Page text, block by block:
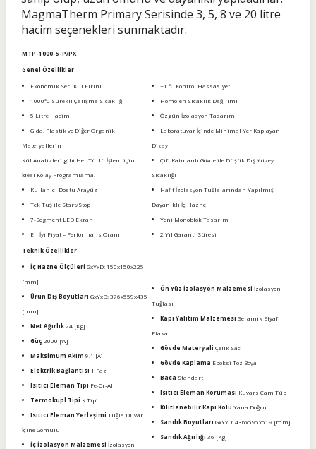
MagmaTherm Primary Serisinde 3, 5, 8 ve 20 litre
hacim seçenekleri sunmaktadır.
MTP-1000-5-P/PX
Genel Özellikler
Ekonomik Seri Kül Fırını
1000°C Sürekli Çalışma Sıcaklığı
5 Litre Hacim
Gıda, Plastik ve Diğer Organik
Materyallerin
Kül Analizleri gibi Her Türlü İşlem için
İdeal Kolay Programlama.
Kullanıcı Dostu Arayüz
Tek Tuş ile Start/Stop
7-Segment LED Ekran
En İyi Fiyat – Performans Oranı
±1 °C Kontrol Hassasiyeti
Homojen Sıcaklık Dağılımı
Özgün İzolasyon Tasarımı
Laboratuvar İçinde Minimal Yer Kaplayan
Dizayn
Çift Katmanlı Gövde ile Düşük Dış Yüzey
Sıcaklığı
Hafif İzolasyon Tuğlalarından Yapılmış
Dayanıklı İç Hazne
Yeni Monoblok Tasarım
2 Yıl Garanti Süresi
Teknik Özellikler
İç Hazne Ölçüleri GxYxD: 150x150x225
[mm]
Ürün Dış Boyutları GxYxD: 376x559x435
[mm]
Net Ağırlık24 [Kg]
Güç2000 [W]
Maksimum Akım 9.1 [A]
Elektrik Bağlantısı 1 Faz
Isıtıcı Eleman Tipi Fe-Cr-Al
Termokupl Tipi K Tipi
Isıtıcı Eleman Yerleşimi Tuğla Duvar
İçine Gömülü
İç İzolasyon Malzemesi İzolasyon
Ön Yüz İzolasyon Malzemesi İzolasyon
Tuğlası
Kapı Yalıtım Malzemesi Seramik Elyaf
Plaka
Gövde Materyali Çelik Sac
Gövde Kaplama Epoksi Toz Boya
Baca Standart
Isıtıcı Eleman Koruması Kuvars Cam Tüp
Kilitlenebilir Kapı Kolu Yana Doğru
Sandık Boyutları GxYxD: 436x595x619 [mm]
Sandık Ağırlığı 36 [Kg]